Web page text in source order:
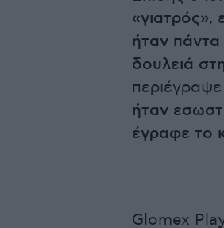
«γιατρός»,
ήταν πάντα
δουλειά
ήταν
έγραφε το
Glomex